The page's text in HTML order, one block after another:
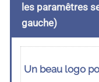
les paramêtres
gauche)